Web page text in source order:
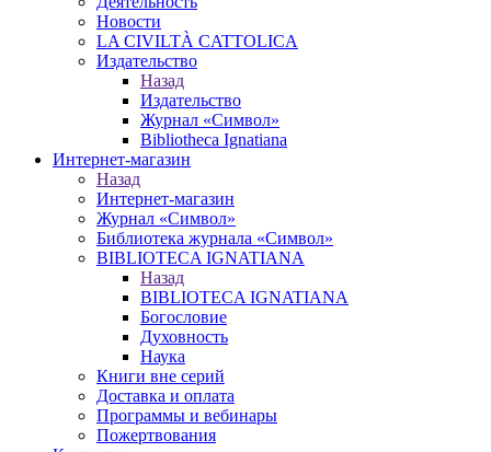
Новости
LA CIVILTÀ CATTOLICA
Издательство
Назад
Издательство
Журнал «Символ»
Bibliotheca Ignatiana
Интернет-магазин
Назад
Интернет-магазин
Журнал «Символ»
Библиотека журнала «Символ»
BIBLIOTECA IGNATIANA
Назад
BIBLIOTECA IGNATIANA
Богословие
Духовность
Наука
Книги вне серий
Доставка и оплата
Программы и вебинары
Пожертвования